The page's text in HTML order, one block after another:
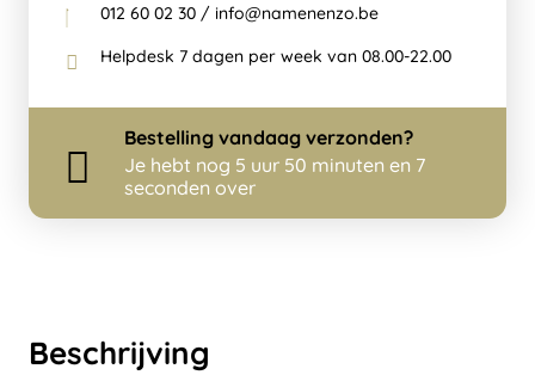
Beschrijving
012 60 02 30 / info@namenenzo.be
Helpdesk 7 dagen per week van 08.00-22.00
Bestelling vandaag verzonden?
Je hebt nog 5 uur 50 minuten en 7
seconden over